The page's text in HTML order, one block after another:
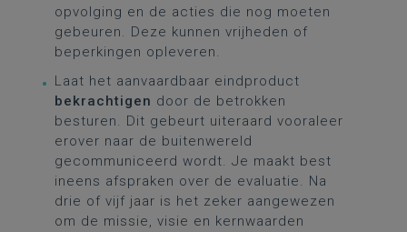
opvolging en de acties die nog moeten
gebeuren. Deze kunnen vrijheden of
beperkingen opleveren.
Laat het aanvaardbaar eindproduct
bekrachtigen door de betrokken
besturen. Dit gebeurt uiteraard vooraleer
erover naar de buitenwereld
gecommuniceerd wordt. Je maakt best
ineens afspraken over de evaluatie. Na
drie of vijf jaar is het zeker aangewezen
om de missie, visie en kernwaarden